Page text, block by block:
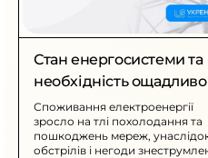
Стан енергосистеми та
необхідність
споживання
Споживання електроенергії
зросло на тлі похолодання та
пошкоджень мереж,
обстрілів і негоди